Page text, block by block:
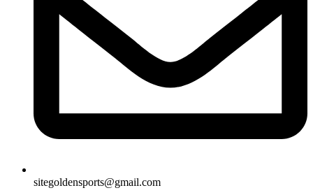
sitegoldensports@gmail.com